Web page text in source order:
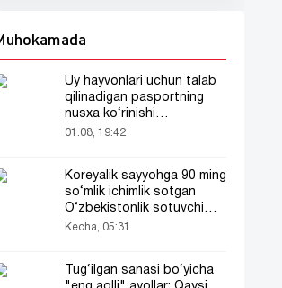
Uy hayvonlari uchun talab
qilinadigan pasportning
nusxa ko‘rinishi
tarmoqlarda tarqaldi
01.08, 19:42
Koreyalik sayyohga 90 ming
so‘mlik ichimlik sotgan
O‘zbekistonlik sotuvchi
Koreya televideniyasida
Kecha, 05:31
Tug‘ilgan sanasi bo‘yicha